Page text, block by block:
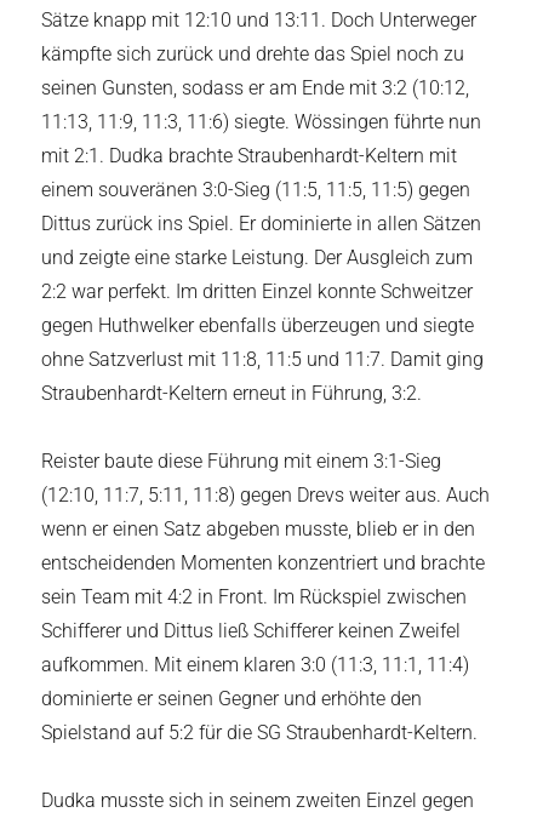
Sätze knapp mit 12:10 und 13:11. Doch Unterweger
kämpfte sich zurück und drehte das Spiel noch zu
seinen Gunsten, sodass er am Ende mit 3:2 (10:12,
11:13, 11:9, 11:3, 11:6) siegte. Wössingen führte nun
mit 2:1. Dudka brachte Straubenhardt-Keltern mit
einem souveränen 3:0-Sieg (11:5, 11:5, 11:5) gegen
Dittus zurück ins Spiel. Er dominierte in allen Sätzen
und zeigte eine starke Leistung. Der Ausgleich zum
2:2 war perfekt. Im dritten Einzel konnte Schweitzer
gegen Huthwelker ebenfalls überzeugen und siegte
ohne Satzverlust mit 11:8, 11:5 und 11:7. Damit ging
Straubenhardt-Keltern erneut in Führung, 3:2.
Reister baute diese Führung mit einem 3:1-Sieg
(12:10, 11:7, 5:11, 11:8) gegen Drevs weiter aus. Auch
wenn er einen Satz abgeben musste, blieb er in den
entscheidenden Momenten konzentriert und brachte
sein Team mit 4:2 in Front. Im Rückspiel zwischen
Schifferer und Dittus ließ Schifferer keinen Zweifel
aufkommen. Mit einem klaren 3:0 (11:3, 11:1, 11:4)
dominierte er seinen Gegner und erhöhte den
Spielstand auf 5:2 für die SG Straubenhardt-Keltern.
Dudka musste sich in seinem zweiten Einzel gegen